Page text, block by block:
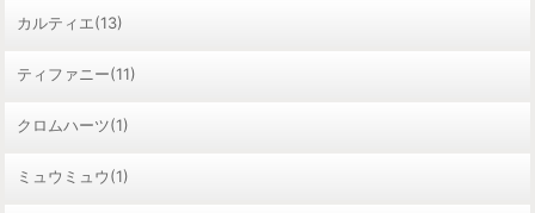
カルティエ(13)
ティファニー(11)
クロムハーツ(1)
ミュウミュウ(1)